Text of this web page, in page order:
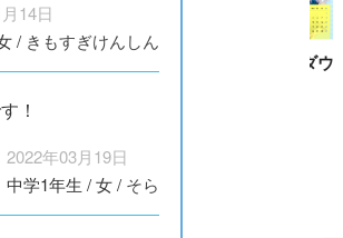
14日
/ きもすぎけんしん
！
2022年03月19日
中学1年生 /女/ そら
青い鳥文
合本版」おすす
【ちい
い鳥文
あお文
対象作